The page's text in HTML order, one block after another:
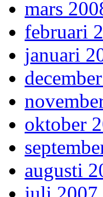
mars
februari
januari
oktober
augusti